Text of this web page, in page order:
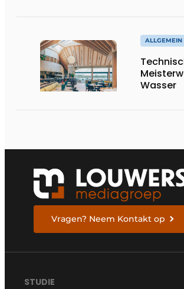
ALLGEMEIN
Wasser
Vragen? Neem Kontakt op
STUDIE